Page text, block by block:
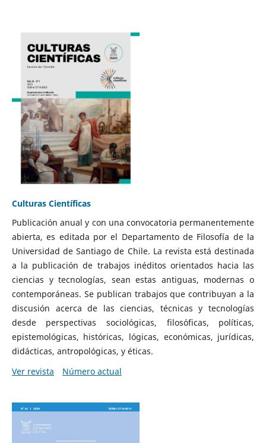
Culturas Científicas
Publicación anual y con una convocatoria permanentemente
abierta, es editada por el Departamento de Filosofía de la
Universidad de Santiago de Chile. La revista está destinada
a la publicación de trabajos inéditos orientados hacia las
ciencias y tecnologías, sean estas antiguas, modernas o
contemporáneas. Se publican trabajos que contribuyan a la
discusión acerca de las ciencias, técnicas y tecnologías
desde perspectivas sociológicas, filosóficas, políticas,
epistemológicas, históricas, lógicas, económicas, jurídicas,
didácticas, antropológicas, y éticas.
Ver revista
Número actual